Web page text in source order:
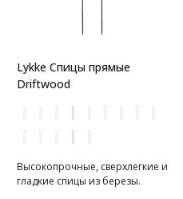
Lykke Спицы прямые
Driftwood
Высокопрочные, сверхлегкие и
гладкие спицы из березы.